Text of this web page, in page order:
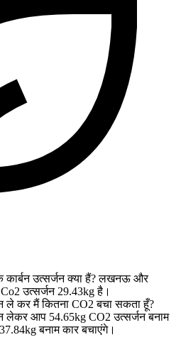
उत्सर्जन क्या हैं? लखनऊ और
उत्सर्जन 29.43kg है।
कर मैं कितना CO2 बचा सकता हूँ?
आप 54.65kg CO2 उत्सर्जन बनाम
बनाम कार बचाएंगे।